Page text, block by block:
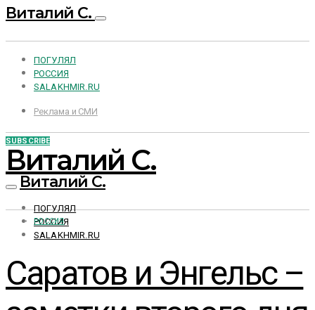
Виталий С.
ПОГУЛЯЛ
РОССИЯ
SALAKHMIR.RU
Реклама и СМИ
SUBSCRIBE
Виталий С.
Виталий С.
ПОГУЛЯЛ
РОССИЯ
SALAKHMIR.RU
РОССИЯ
Саратов и Энгельс –